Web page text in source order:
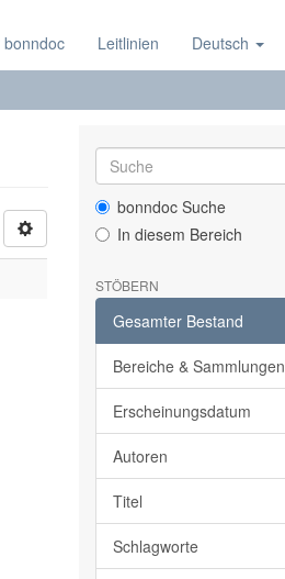
bonndoc Leitlinien Deutsch
bonndoc Suche
In diesem Bereich
STÖBERN
Gesamter Bestand
Bereiche & Sammlungen
Erscheinungsdatum
Autoren
Titel
Schlagworte